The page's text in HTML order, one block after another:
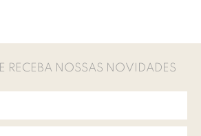
E RECEBA NOSSAS NOVIDADES